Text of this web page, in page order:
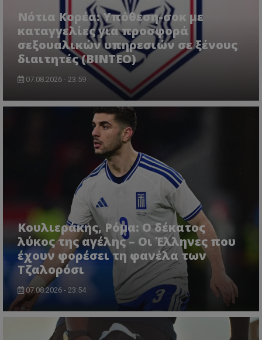
Νότια Κορέα: Υπόθεση-σοκ με
καταγγελίες για προσφορά
σεξουαλικών υπηρεσιών σε ξένους
διαιτητές (BINTEO)
07.08.2026 - 23:59
Κουλιεράκης, Ρόμα: Ο δέκατος
λύκος της αγέλης – Οι Έλληνες που
έχουν φορέσει τη φανέλα των
Τζαλορόσι
07.08.2026 - 23:54